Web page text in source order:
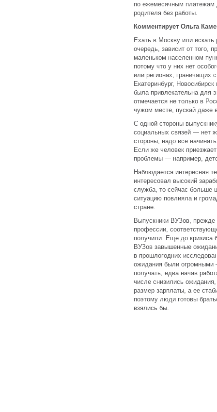
по ежемесячным платежам
родителя без работы.
Комментирует Ольга
Ехать в Москву или
очередь, зависит от того,
маленьком населенном
потому что у них нет
или регионах, граничащих
Екатеринбург,
была привлекательна для
отмечается не только в
чужом месте, пускай даже
С одной стороны
социальных связей — нет
стороны, надо все
Если же человек
проблемы — например,
Наблюдается интересная
интересовал высокий
служба, то сейчас больше
ситуацию повлияла и
стране.
Выпускники ВУЗов, прежде
профессии,
получили. Еще до кризиса
ВУЗов завышенные
в прошлогодних
ожидания были огромными
получать, едва начав
числе снизились
размер зарплаты, а ее
поэтому люди готовы
взялись бы.